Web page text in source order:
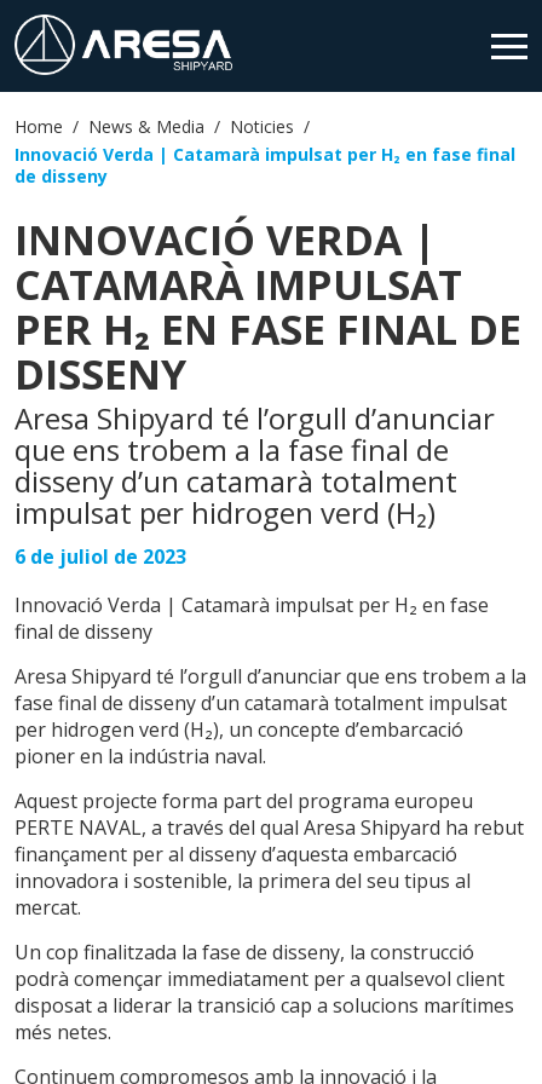
HOME
PRODUCTES
SERVEIS
NEWS & MEDIA
CONTACTE
EN ES CA
Home News & Media
Noticies
Innovació Verda | Catamarà impulsat per H₂ en fase final
de disseny
INNOVACIÓ VERDA |
CATAMARÀ IMPULSAT
PER H₂ EN FASE FINAL DE
DISSENY
Aresa Shipyard té l’orgull d’anunciar
que ens trobem a la fase final de
disseny d’un catamarà totalment
impulsat per hidrogen verd (H₂)
6 de juliol de 2023
Innovació Verda | Catamarà impulsat per H₂ en fase
final de disseny
Aresa Shipyard té l’orgull d’anunciar que ens trobem a la
fase final de disseny d’un catamarà totalment impulsat
per hidrogen verd (H₂), un concepte d’embarcació
pioner en la indústria naval.
Aquest projecte forma part del programa europeu
PERTE NAVAL, a través del qual Aresa Shipyard ha rebut
finançament per al disseny d’aquesta embarcació
innovadora i sostenible, la primera del seu tipus al
mercat.
Un cop finalitzada la fase de disseny, la construcció
podrà començar immediatament per a qualsevol client
disposat a liderar la transició cap a solucions marítimes
més netes.
Continuem compromesos amb la innovació i la
Tècniques i funcionals
Sempre activades
Aquest lloc web utilitza cookies pròpies per recopilar